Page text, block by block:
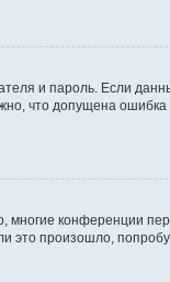
и пароль. Если
что допущена ошибка
многие конференции
произошло,